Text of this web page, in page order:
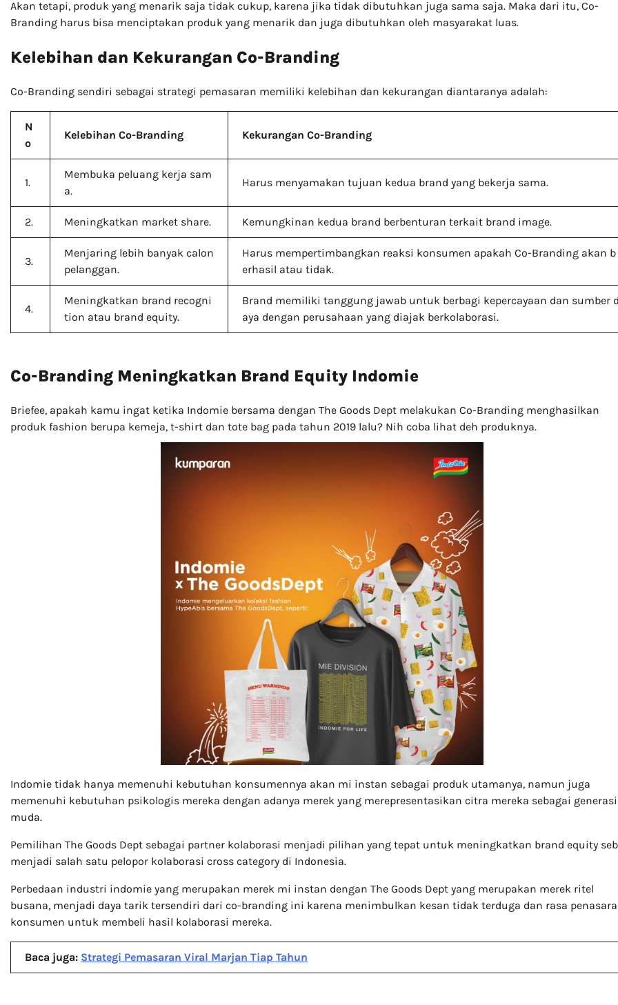
Akan tetapi, produk yang menarik saja tidak cukup, karena jika tidak dibutuhkan juga sama saja. Maka dari itu, Co-
Branding harus bisa menciptakan produk yang menarik dan juga dibutuhkan oleh masyarakat luas.
Kelebihan dan Kekurangan Co-Branding
Co-Branding sendiri sebagai strategi pemasaran memiliki kelebihan dan kekurangan diantaranya adalah:
N
o
Kelebihan Co-Branding Kekurangan Co-Branding
1.
Membuka peluang kerja sam
a.
Harus menyamakan tujuan kedua brand yang bekerja sama.
2. Meningkatkan market share. Kemungkinan kedua brand berbenturan terkait brand image.
3.
Menjaring lebih banyak calon
pelanggan.
Harus mempertimbangkan reaksi konsumen apakah Co-Branding akan b
erhasil atau tidak.
4.
Meningkatkan brand recogni
tion atau brand equity.
Brand memiliki tanggung jawab untuk berbagi kepercayaan dan sumber
aya dengan perusahaan yang diajak berkolaborasi.
Co-Branding Meningkatkan Brand Equity Indomie
Briefee, apakah kamu ingat ketika Indomie bersama dengan The Goods Dept melakukan Co-Branding menghasilkan
produk fashion berupa kemeja, t-shirt dan tote bag pada tahun 2019 lalu? Nih coba lihat deh produknya.
Indomie tidak hanya memenuhi kebutuhan konsumennya akan mi instan sebagai produk utamanya, namun juga
memenuhi kebutuhan psikologis mereka dengan adanya merek yang merepresentasikan citra mereka sebagai generasi
muda.
Pemilihan The Goods Dept sebagai partner kolaborasi menjadi pilihan yang tepat untuk meningkatkan brand equity
menjadi salah satu pelopor kolaborasi cross category di Indonesia.
Perbedaan industri indomie yang merupakan merek mi instan dengan The Goods Dept yang merupakan merek ritel
busana, menjadi daya tarik tersendiri dari co-branding ini karena menimbulkan kesan tidak terduga dan rasa
konsumen untuk membeli hasil kolaborasi mereka.
Baca juga: Strategi Pemasaran Viral Marjan Tiap Tahun